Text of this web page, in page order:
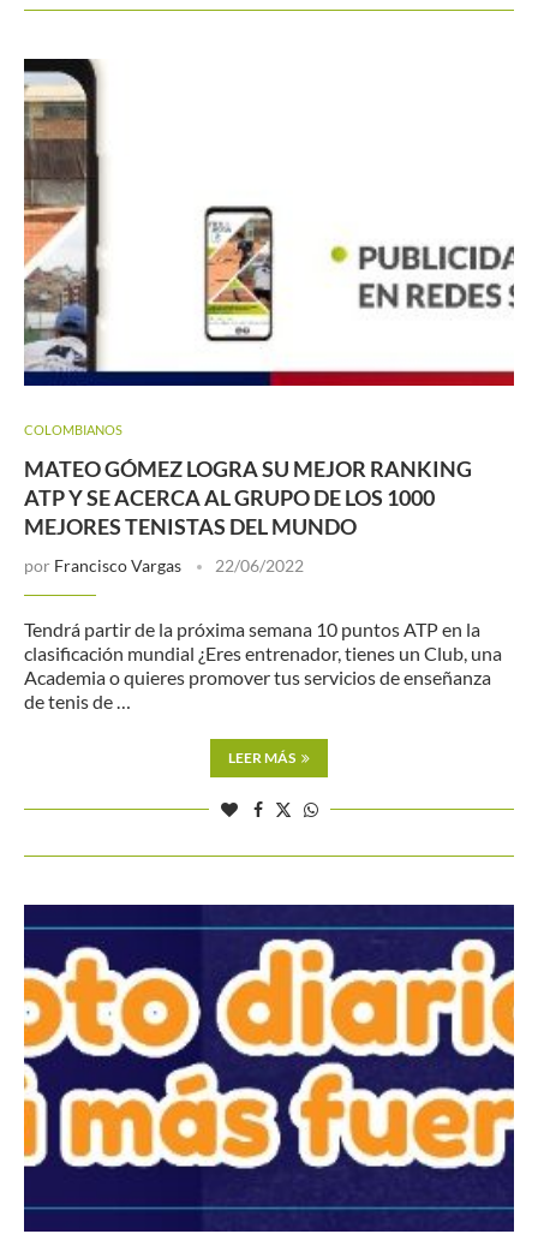
COLOMBIANOS
MATEO GÓMEZ LOGRA SU MEJOR RANKING
ATP Y SE ACERCA AL GRUPO DE LOS 1000
MEJORES TENISTAS DEL MUNDO
por Francisco Vargas 22/06/2022
Tendrá partir de la próxima semana 10 puntos ATP en la
clasificación mundial ¿Eres entrenador, tienes un Club, una
Academia o quieres promover tus servicios de enseñanza
de tenis de …
LEER MÁS